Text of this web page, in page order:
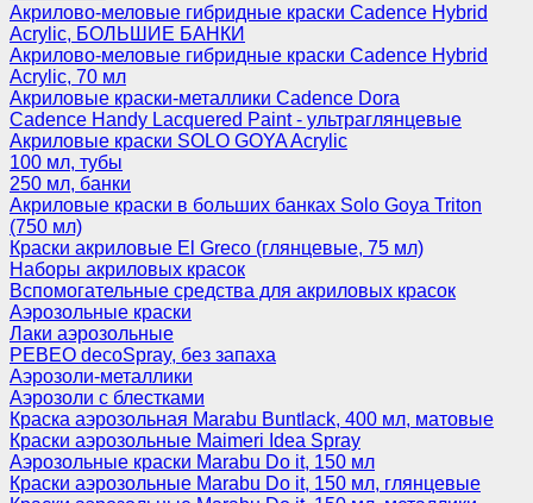
Акрилово-меловые гибридные краски Cadence Hybrid
Acrylic, БОЛЬШИЕ БАНКИ
Акрилово-меловые гибридные краски Cadence Hybrid
Acrylic, 70 мл
Акриловые краски-металлики Cadence Dora
Cadence Handy Lacquered Paint - ультраглянцевые
Акриловые краски SOLO GOYA Acrylic
100 мл, тубы
250 мл, банки
Акриловые краски в больших банках Solo Goya Triton
(750 мл)
Краски акриловые El Greco (глянцевые, 75 мл)
Наборы акриловых красок
Вспомогательные средства для акриловых красок
Аэрозольные краски
Лаки аэрозольные
PEBEO decoSpray, без запаха
Аэрозоли-металлики
Аэрозоли с блестками
Краска аэрозольная Marabu Buntlack, 400 мл, матовые
Краски аэрозольные Maimeri Idea Spray
Аэрозольные краски Marabu Do it, 150 мл
Краски аэрозольные Marabu Do it, 150 мл, глянцевые